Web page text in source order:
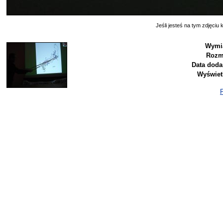
Jeśli jesteś na tym zdjęciu
Data